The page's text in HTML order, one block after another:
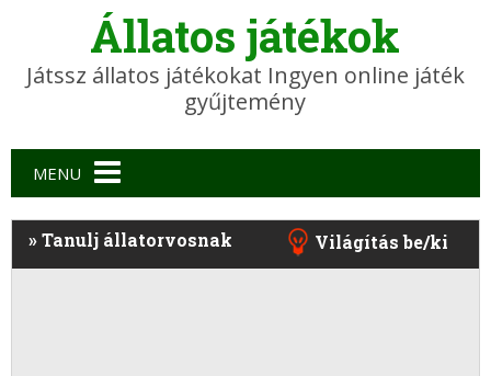
Állatos játékok
Játssz állatos játékokat Ingyen online játék
gyűjtemény
Main menu
MENU
»Tanulj állatorvosnak Világítás be/ki